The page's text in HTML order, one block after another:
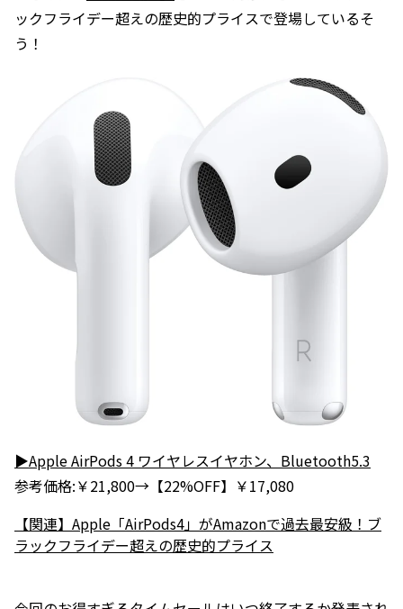
ックフライデー超えの歴史的プライスで登場しているそ
う！
▶Apple AirPods 4 ワイヤレスイヤホン、Bluetooth5.3
参考価格:￥21,800→【22%OFF】￥17,080
【関連】Apple「AirPods4」がAmazonで過去最安級！ブ
ラックフライデー超えの歴史的プライス